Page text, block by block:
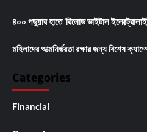
৪০০ পড়ুয়ার হাতে ‘রিলোড ভাইটাল
মহিলাদের আত্মনির্ভরতা রক্ষার জন্য বিশেষ
Categories
Financial